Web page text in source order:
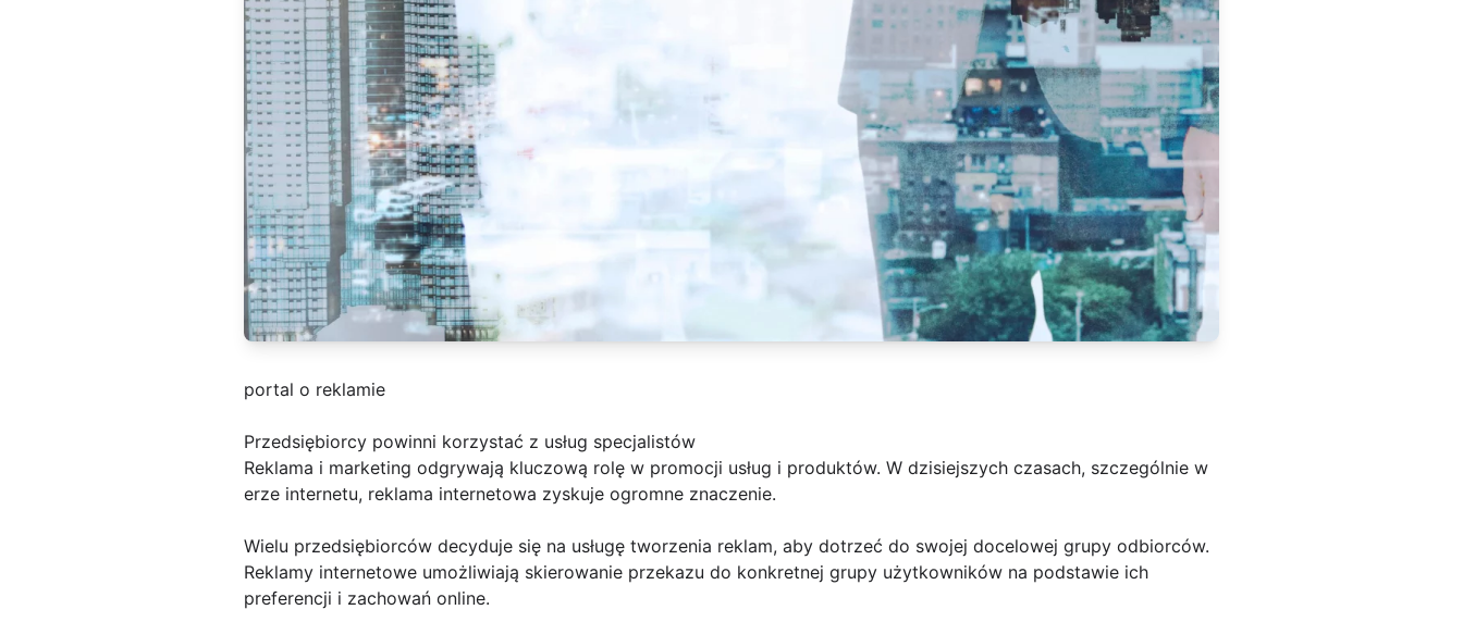
portal o reklamie
Przedsiębiorcy powinni korzystać z usług specjalistów
Reklama i marketing odgrywają kluczową rolę w promocji usług i produktów. W dzisiejszych czasach, szczególnie w
erze internetu, reklama internetowa zyskuje ogromne znaczenie.
Wielu przedsiębiorców decyduje się na usługę tworzenia reklam, aby dotrzeć do swojej docelowej grupy odbiorców.
Reklamy internetowe umożliwiają skierowanie przekazu do konkretnej grupy użytkowników na podstawie ich
preferencji i zachowań online.